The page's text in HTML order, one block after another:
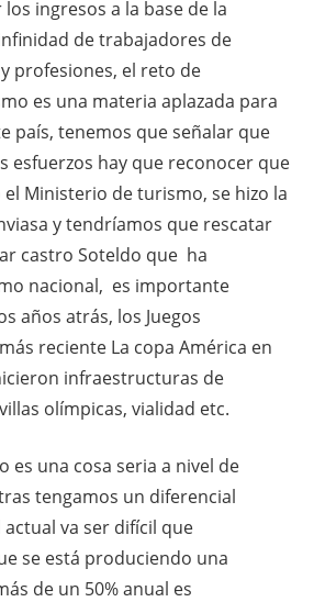
ingresos a la base de la
de trabajadores de
profesiones, el reto de
es una materia aplazada para
país, tenemos que señalar que
esfuerzos hay que reconocer que
Ministerio de turismo, se hizo la
y tendríamos que rescatar
castro Soteldo que ha
nacional, es importante
años atrás, los Juegos
reciente La copa América en
infraestructuras de
olímpicas, vialidad etc.
es una cosa seria a nivel de
tengamos un diferencial
va ser difícil que
se está produciendo una
de un 50% anual es